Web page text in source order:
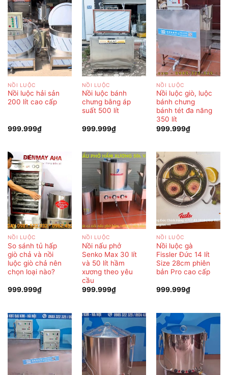
NỒI LUỘC
Nồi luộc hải sản
200 lít cao cấp
999.999₫
NỒI LUỘC
Nồi luộc bánh
chưng bằng áp
suất 500 lít
999.999₫
NỒI LUỘC
Nồi luộc giò, luộc
bánh chưng
bánh tét đa năng
350 lít
999.999₫
NỒI LUỘC
So sánh tủ hấp
giò chả và nồi
luộc giò chả nên
chọn loại nào?
999.999₫
NỒI LUỘC
Nồi nấu phở
Senko Max 30 lít
và 50 lít hầm
xương theo yêu
cầu
999.999₫
NỒI LUỘC
Nồi luộc gà
Fissler Đức 14 lít
Size 28cm phiên
bản Pro cao cấp
999.999₫